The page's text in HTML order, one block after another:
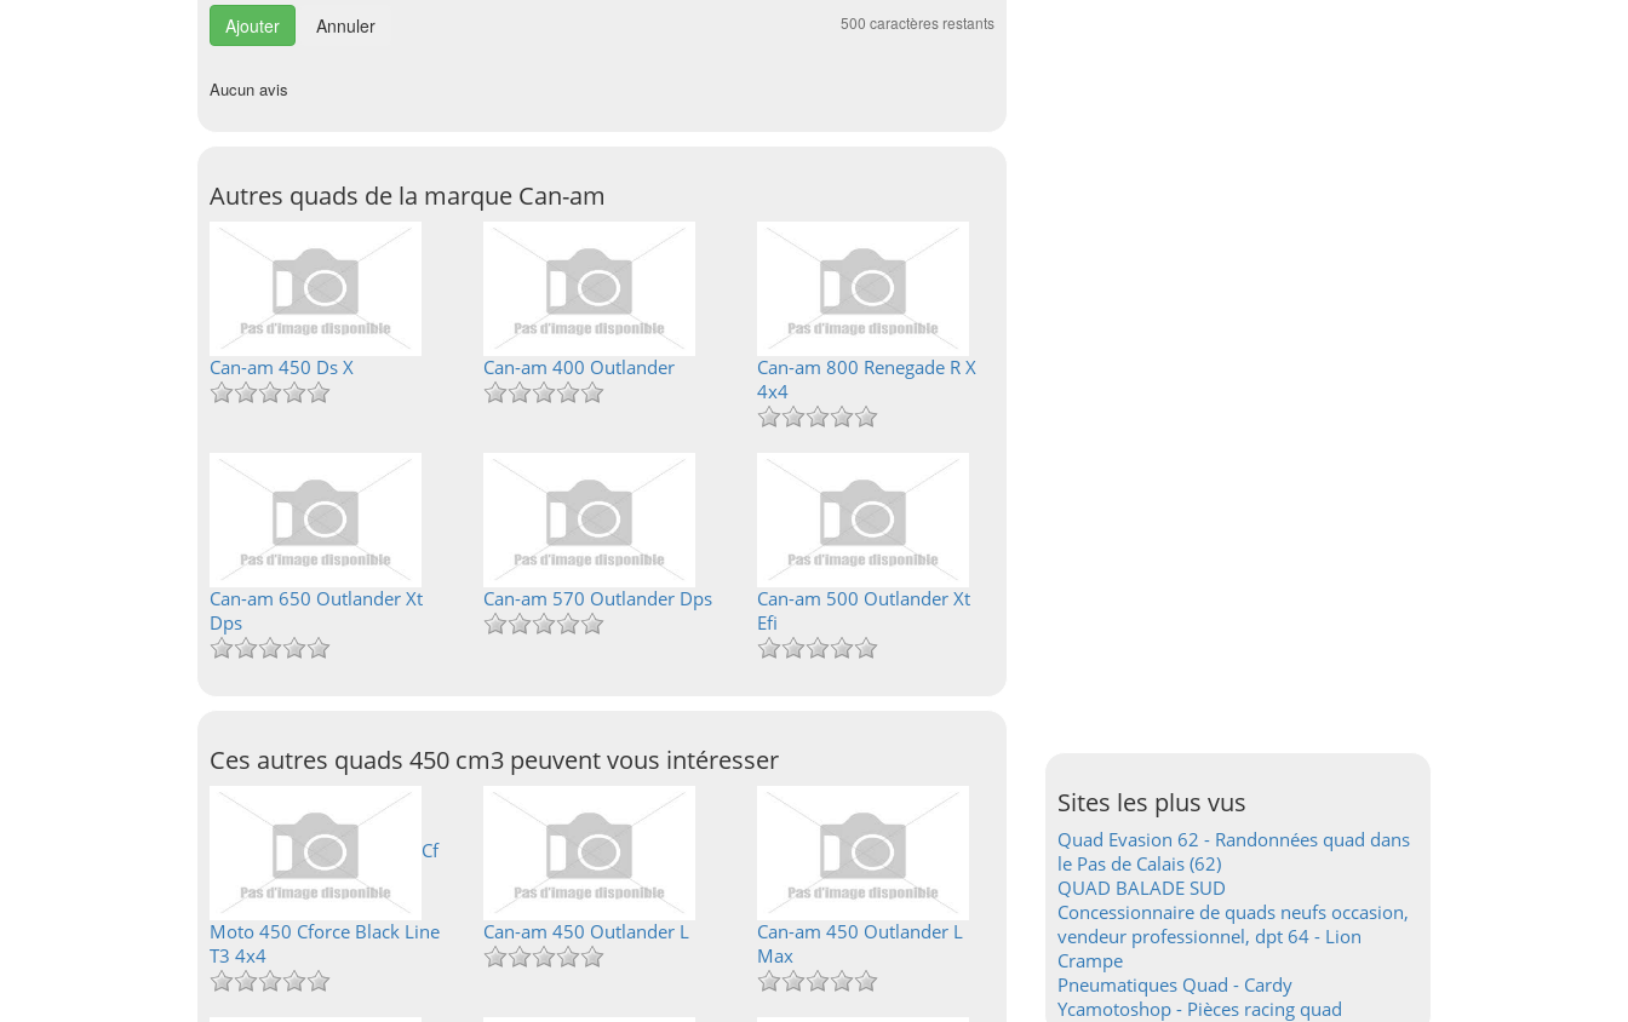
Annuler 500 caractères restants
Aucun avis
Autres quads de la marque Can-am
Can-am 450 Ds X Can-am 400 Outlander
Can-am 800 Renegade R X
4x4
Can-am 650 Outlander Xt
Dps
Can-am 570 Outlander Dps
Can-am 500 Outlander Xt
Efi
Ces autres quads 450 cm3 peuvent vous intéresser
Cf
Moto 450 Cforce Black Line
T3 4x4
Can-am 450 Outlander L
Can-am 450 Outlander L
Max
Sites les plus vus
Quad Evasion 62 - Randonnées quad dans
le Pas de Calais (62)
QUAD BALADE SUD
Concessionnaire de quads neufs occasion,
vendeur professionnel, dpt 64 - Lion
Crampe
Pneumatiques Quad - Cardy
Ycamotoshop - Pièces racing quad